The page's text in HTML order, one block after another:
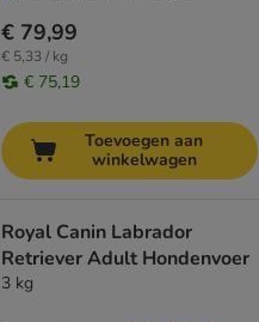
€ 79,99
€ 5,33 / kg
€ 75,19
Toevoegen aan
winkelwagen
Royal Canin Labrador
Retriever Adult Hondenvoer
3 kg